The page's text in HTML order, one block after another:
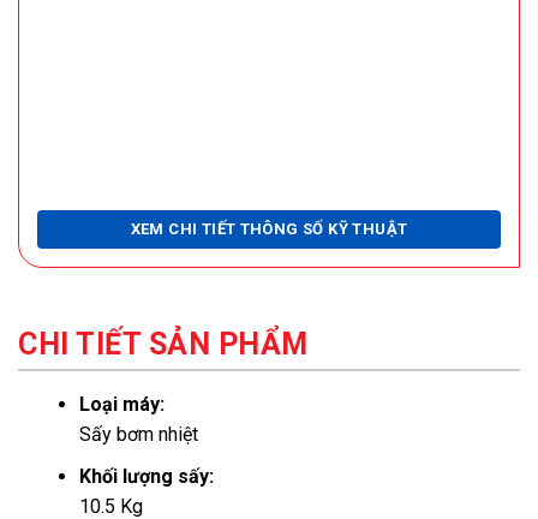
XEM CHI TIẾT THÔNG SỐ KỸ THUẬT
CHI TIẾT SẢN PHẨM
Loại máy:
Sấy bơm nhiệt
Khối lượng sấy:
10.5 Kg